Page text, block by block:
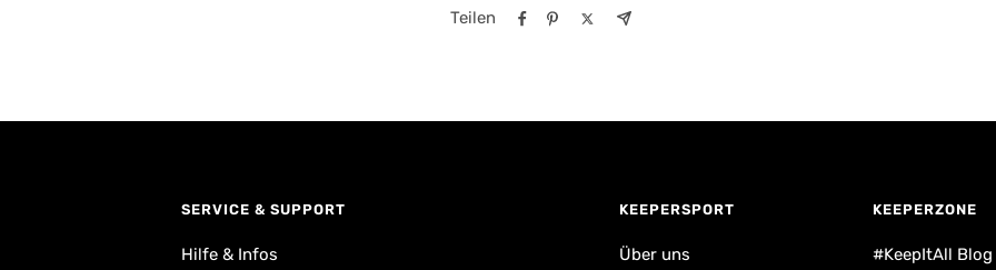
Teilen
SERVICE & SUPPORT
Hilfe & Infos
KEEPERSPORT
Über uns
KEEPERZONE
#KeepItAll Blog